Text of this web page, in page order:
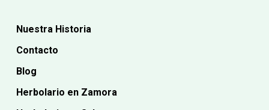
Nuestra Historia
Contacto
Blog
Herbolario en Zamora